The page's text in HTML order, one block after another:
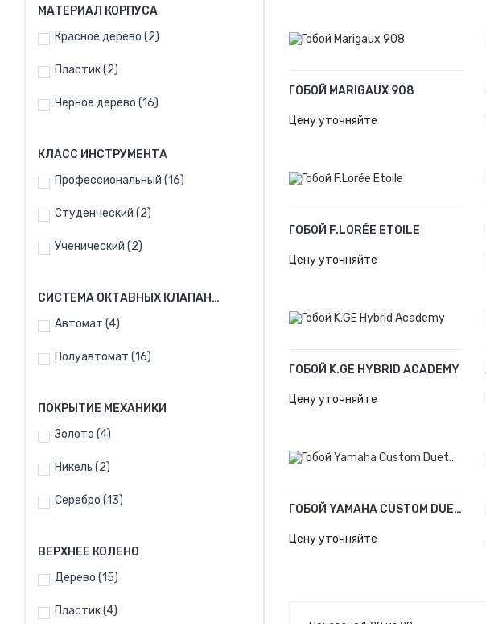
МАТЕРИАЛ КОРПУСА
Красное дерево (2)
Пластик(2)
Черное дерево (16)
КЛАСС ИНСТРУМЕНТА
Профессиональный (16)
Студенческий (2)
Ученический (2)
СИСТЕМА ОКТАВНЫХ КЛАПАНОВ
Автомат (4)
Полуавтомат (16)
ПОКРЫТИЕ МЕХАНИКИ
Золото (4)
Никель (2)
Серебро (13)
ВЕРХНЕЕ КОЛЕНО
Дерево (15)
Пластик(4)
ГОБОЙ MARIGAUX 908
Цену уточняйте
ГОБОЙ F.LORÉE ETOILE
Цену уточняйте
ГОБОЙ K.GE HYBRID ACADEMY
Цену уточняйте
ГОБОЙ YAMAHA CUSTOM DUET...
Цену уточняйте